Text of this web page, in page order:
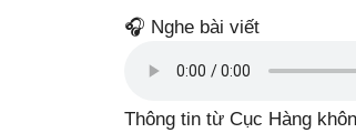
🎧 Nghe bài viết
Thông tin từ Cục Hàng